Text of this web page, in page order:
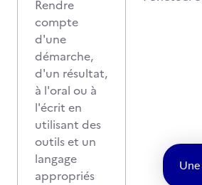
Rendre
compte
d'une
démarche,
d'un résultat,
à l'oral ou à
l'écrit en
utilisant des
outils et un
langage
appropriés